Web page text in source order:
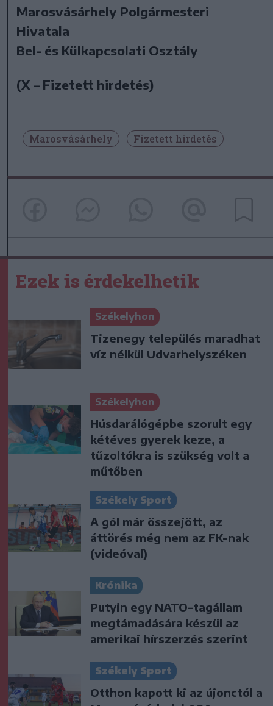
Marosvásárhely Polgármesteri
Hivatala
Bel- és Külkapcsolati Osztály
(X – Fizetett hirdetés)
Marosvásárhely Fizetett hirdetés
Ezek is érdekelhetik
Székelyhon
Tizenegy település maradhat
víz nélkül Udvarhelyszéken
Székelyhon
Húsdarálógépbe szorult egy
kétéves gyerek keze, a
tűzoltókra is szükség volt a
műtőben
Székely Sport
A gól már összejött, az
áttörés még nem az FK-nak
(videóval)
Krónika
Putyin egy NATO-tagállam
megtámadására készül az
amerikai hírszerzés szerint
Székely Sport
Otthon kapott ki az újonctól a